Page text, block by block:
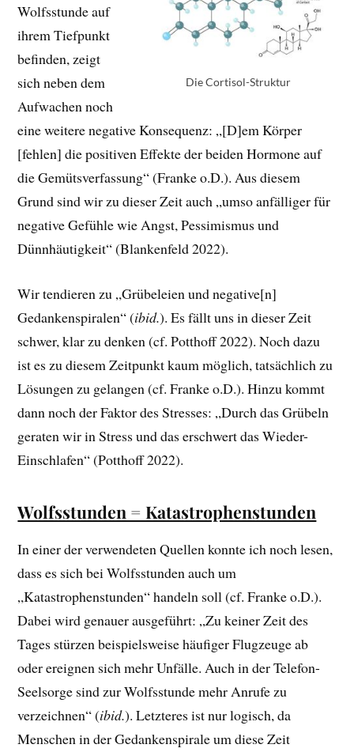
Die Cortisol-Struktur
Wolfsstunde auf
ihrem Tiefpunkt
befinden, zeigt
sich neben dem
Aufwachen noch
eine weitere negative Konsequenz: „[D]em Körper
[fehlen] die positiven Effekte der beiden Hormone auf
die Gemütsverfassung“ (Franke o.D.). Aus diesem
Grund sind wir zu dieser Zeit auch „umso anfälliger für
negative Gefühle wie Angst, Pessimismus und
Dünnhäutigkeit“ (Blankenfeld 2022).
Wir tendieren zu „Grübeleien und negative[n]
Gedankenspiralen“ (ibid.). Es fällt uns in dieser Zeit
schwer, klar zu denken (cf. Potthoff 2022). Noch dazu
ist es zu diesem Zeitpunkt kaum möglich, tatsächlich zu
Lösungen zu gelangen (cf. Franke o.D.). Hinzu kommt
dann noch der Faktor des Stresses: „Durch das Grübeln
geraten wir in Stress und das erschwert das Wieder-
Einschlafen“ (Potthoff 2022).
Wolfsstunden = Katastrophenstunden
In einer der verwendeten Quellen konnte ich noch lesen,
dass es sich bei Wolfsstunden auch um
„Katastrophenstunden“ handeln soll (cf. Franke o.D.).
Dabei wird genauer ausgeführt: „Zu keiner Zeit des
Tages stürzen beispielsweise häufiger Flugzeuge ab
oder ereignen sich mehr Unfälle. Auch in der Telefon-
Seelsorge sind zur Wolfsstunde mehr Anrufe zu
verzeichnen“ (ibid.). Letzteres ist nur logisch, da
Menschen in der Gedankenspirale um diese Zeit